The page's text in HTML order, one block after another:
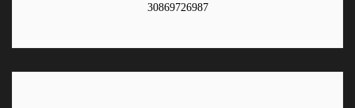
30869726987